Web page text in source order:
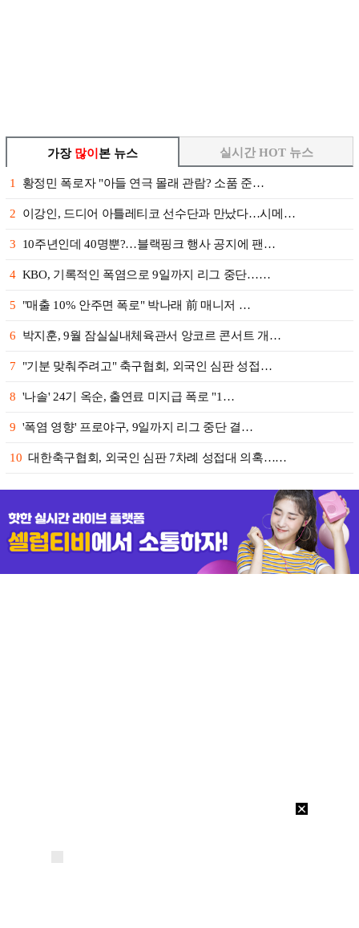
가장 많이 본 뉴스
1 황정민 폭로자 "아들 연극 몰래 관람? 소품 준…
2 이강인, 드디어 아틀레티코 선수단과 만났다…시메…
3 10주년인데 40명뿐?…블랙핑크 행사 공지에 팬…
4 KBO, 기록적인 폭염으로 9일까지 리그 중단……
5 "매출 10% 안주면 폭로" 박나래 前 매니저 …
6 박지훈, 9월 잠실실내체육관서 앙코르 콘서트 개…
7 "기분 맞춰주려고" 축구협회, 외국인 심판 성접…
8 '나솔' 24기 옥순, 출연료 미지급 폭로 "1…
9 '폭염 영향' 프로야구, 9일까지 리그 중단 결…
10 대한축구협회, 외국인 심판 7차례 성접대 의혹……
실시간 HOT 뉴스